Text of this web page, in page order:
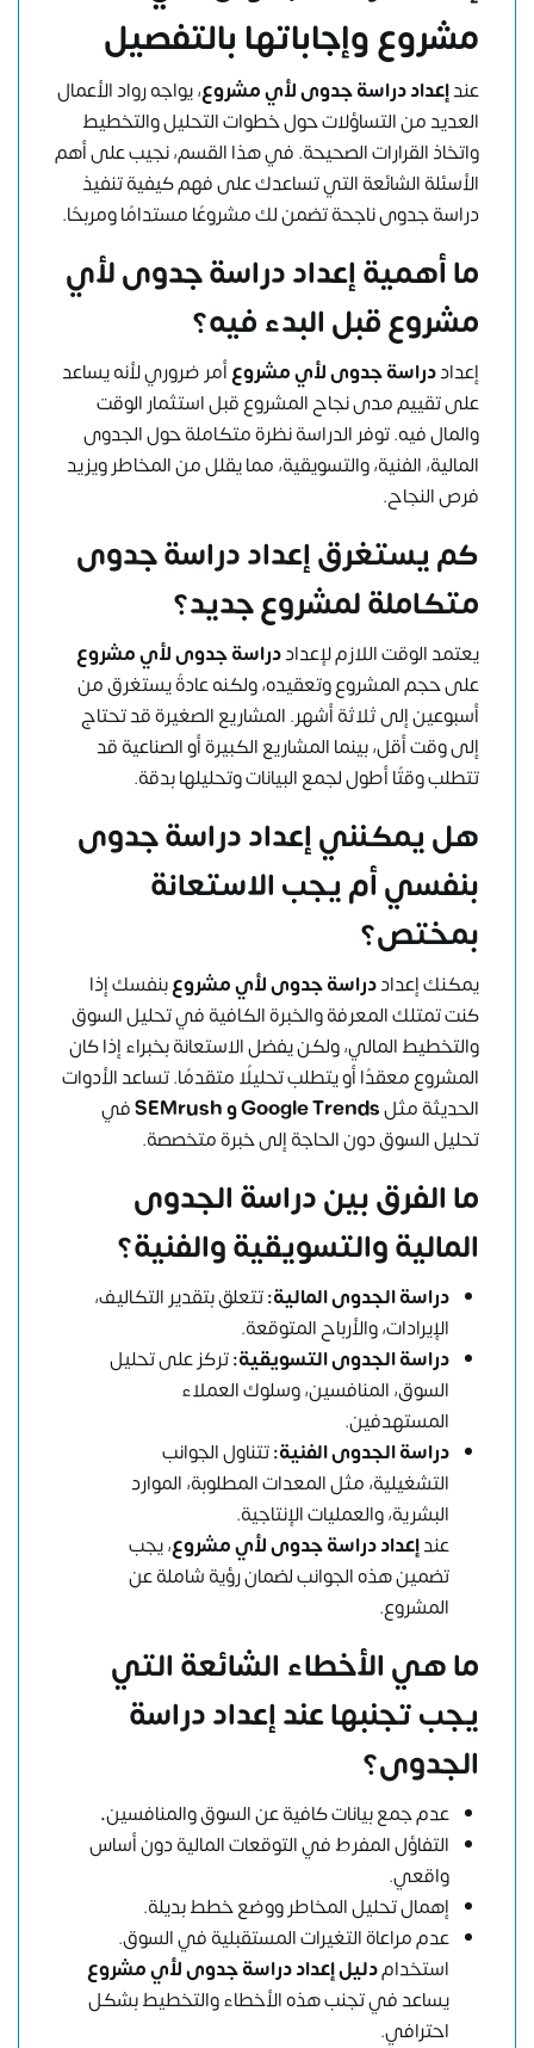
مشروع وإجاباتها بالتفصيل
عندإعداد دراسة جدوى لأي مشروع، يواجه رواد الأعمال
العديد من التساؤلات حول خطوات التحليل والتخطيط
واتخاذ القرارات الصحيحة. في هذا القسم، نجيب على أهم
الأسئلة الشائعة التي تساعدك على فهم كيفية تنفيذ
دراسة جدوى ناجحة تضمن لك مشروعًا مستدامًا ومربحًا.
ما أهمية إعداد دراسة جدوى لأي
مشروع قبل البدء فيه؟
إعداددراسة جدوى لأي مشروعأمر ضروري لأنه يساعد
على تقييم مدى نجاح المشروع قبل استثمار الوقت
والمال فيه. توفر الدراسة نظرة متكاملة حول الجدوى
المالية، الفنية، والتسويقية، مما يقلل من المخاطر ويزيد
فرص النجاح.
كم يستغرق إعداد دراسة جدوى
متكاملة لمشروع جديد؟
يعتمد الوقت اللازم لإعداددراسة جدوى لأي مشروع
على حجم المشروع وتعقيده، ولكنه عادةً يستغرق من
أسبوعين إلى ثلاثة أشهر. المشاريع الصغيرة قد تحتاج
إلى وقت أقل، بينما المشاريع الكبيرة أو الصناعية قد
تتطلب وقتًا أطول لجمع البيانات وتحليلها بدقة.
هل يمكنني إعداد دراسة جدوى
بنفسي أم يجب الاستعانة
بمختص؟
يمكنك إعداددراسة جدوى لأي مشروعبنفسك إذا
كنت تمتلك المعرفة والخبرة الكافية في تحليل السوق
والتخطيط المالي، ولكن يفضل الاستعانة بخبراء إذا كان
المشروع معقدًا أو يتطلب تحليلًا متقدمًا. تساعد الأدوات
الحديثة مثلGoogle Trends و SEMrush
في
تحليل السوق دون الحاجة إلى خبرة متخصصة.
ما الفرق بين دراسة الجدوى
المالية والتسويقية والفنية؟
دراسة الجدوى المالية:تتعلق بتقدير التكاليف،
الإيرادات، والأرباح المتوقعة.
دراسة الجدوى التسويقية:تركز على تحليل
السوق، المنافسين، وسلوك العملاء
المستهدفين.
دراسة الجدوى الفنية:تتناول الجوانب
التشغيلية، مثل المعدات المطلوبة، الموارد
البشرية، والعمليات الإنتاجية.
عندإعداد دراسة جدوى لأي مشروع، يجب
تضمين هذه الجوانب لضمان رؤية شاملة عن
المشروع.
ما هي الأخطاء الشائعة التي
يجب تجنبها عند إعداد دراسة
الجدوى؟
عدم جمع بيانات كافية عن السوق والمنافسين.
التفاؤل المفرط في التوقعات المالية دون أساس
واقعي.
إهمال تحليل المخاطر ووضع خطط بديلة.
عدم مراعاة التغيرات المستقبلية في السوق.
استخدامدليل إعداد دراسة جدوى لأي مشروع
يساعد في تجنب هذه الأخطاء والتخطيط بشكل
احترافي.